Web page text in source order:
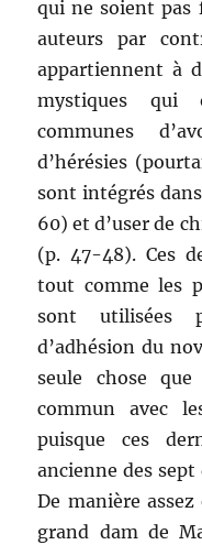
qui ne soient pas
auteurs par
appartiennent à
mystiques qui
communes
d’hérésies
sont intégrés
60) et d’user de
(p. 47-48). Ces
tout comme les
sont utilisées
d’adhésion du
seule chose
commun avec
puisque ces
ancienne des
De manière
grand dam de